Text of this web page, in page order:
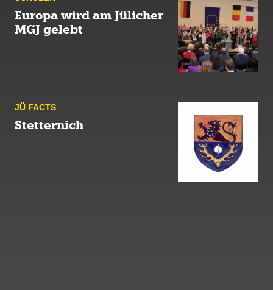
Europa wird am Jülicher
MGJ gelebt
JÜ FACTS
Stetternich